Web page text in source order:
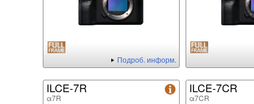
Подроб. информ.
ILCE-7R
α7R
ILCE-7CR
α7CR